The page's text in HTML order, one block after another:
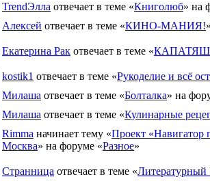
TrendЭлла отвечает в теме «Книголюб» на
Алексей отвечает в теме «КИНО-МАНИЯ!
Екатерина Рак отвечает в теме «
kostik1 отвечает в теме «Рукоделие и всё
Милаша отвечает в теме «Болталка» на
Милаша отвечает в теме «Кулинарные
Rimma начинает тему «Проект «Навигатор
Москва» на форуме «Разное»
Странница отвечает в теме «Литературный